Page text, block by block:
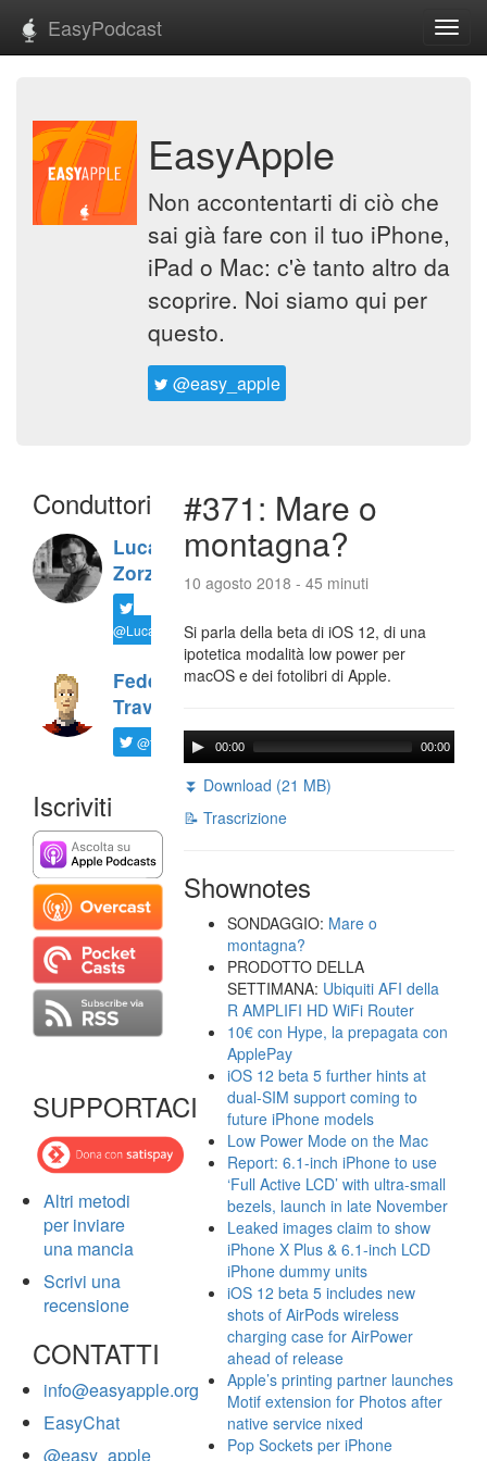
EasyPodcast
EasyApple
Non accontentarti di ciò che
sai già fare con il tuo iPhone,
iPad o Mac: c'è tanto altro da
scoprire. Noi siamo qui per
questo.
@easy_apple
Conduttori
Luca
Zorzi
@LucaTNT
Federico
Travaini
@ftrava
Iscriviti
SUPPORTACI
Altri metodi
per inviare
una mancia
Scrivi una
recensione
CONTATTI
info@easyapple.org
EasyChat
@easy_apple
#371: Mare o
montagna?
10 agosto 2018 - 45 minuti
Si parla della beta di iOS 12, di una
ipotetica modalità low power per
macOS e dei fotolibri di Apple.
00:00 00:00
⏬ Download (21 MB)
📝 Trascrizione
Shownotes
SONDAGGIO: Mare o
montagna?
PRODOTTO DELLA
SETTIMANA: Ubiquiti AFI della
R AMPLIFI HD WiFi Router
10€ con Hype, la prepagata con
ApplePay
iOS 12 beta 5 further hints at
dual-SIM support coming to
future iPhone models
Low Power Mode on the Mac
Report: 6.1-inch iPhone to use
‘Full Active LCD’ with ultra-small
bezels, launch in late November
Leaked images claim to show
iPhone X Plus & 6.1-inch LCD
iPhone dummy units
iOS 12 beta 5 includes new
shots of AirPods wireless
charging case for AirPower
ahead of release
Apple’s printing partner launches
Motif extension for Photos after
native service nixed
Pop Sockets per iPhone